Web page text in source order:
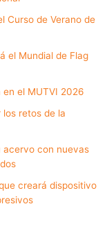
Curso de Verano de
el Mundial de Flag
en el MUTVI 2026
los retos de la
acervo con nuevas
creará dispositivo